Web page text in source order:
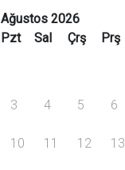
Ağustos 2026
Pzt
Sal Çrş Prş
3 4 5 6
10 11 12 13